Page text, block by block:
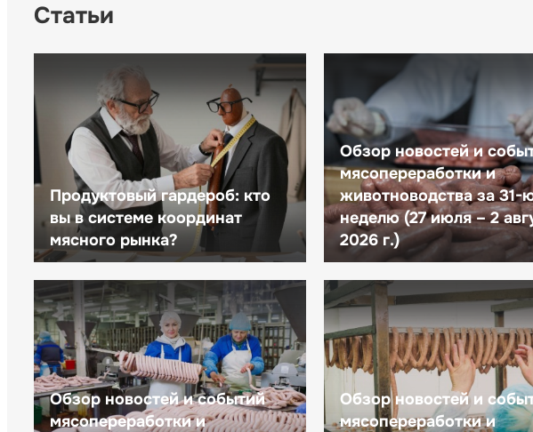
Статьи
Продуктовый гардероб: кто
вы в системе координат
мясного рынка?
Обзор новостей и
мясопереработки и
животноводства за 31-
неделю (27 июля – 2
2026 г.)
Обзор новостей и событий
мясопереработки и
Обзор новостей и
мясопереработки и